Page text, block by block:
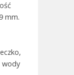
mm.
wody